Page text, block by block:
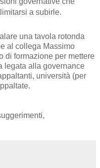
a subirle.
una tavola rotonda
al collega Massimo
di formazione per mettere
legata alla governance
università (per